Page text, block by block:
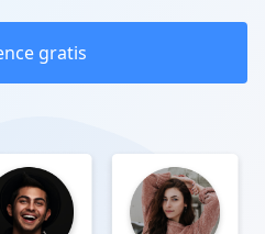
gratis